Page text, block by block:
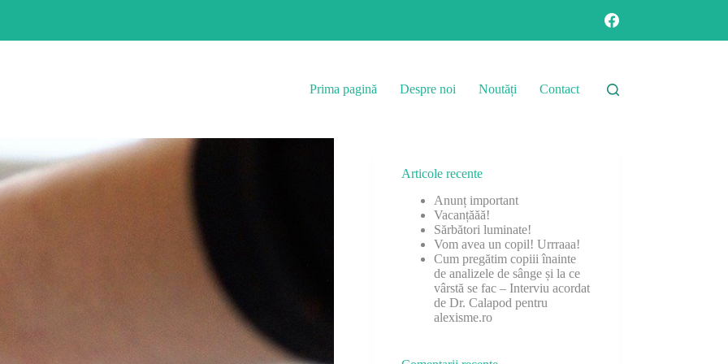
Prima pagină Despre noi Noutăți Contact
Articole recente
Anunț important
Vacanțăăă!
Sărbători luminate!
Vom avea un copil! Urrraaa!
Cum pregătim copiii înainte
de analizele de sânge și la ce
vârstă se fac – Interviu acordat
de Dr. Calapod pentru
alexisme.ro